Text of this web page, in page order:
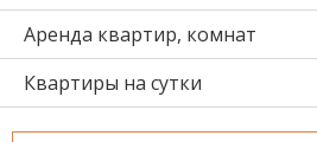
Аренда квартир, комнат
Квартиры на сутки